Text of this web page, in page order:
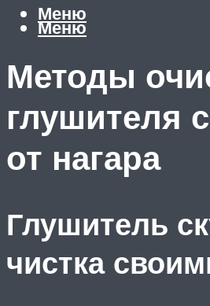
Меню
Меню
Методы
глушителя
от нагара
Глушитель
чистка